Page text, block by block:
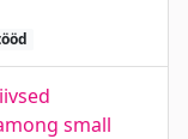
small